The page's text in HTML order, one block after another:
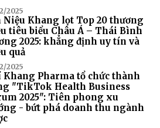
2025
Niệu Khang lọt Top 20 thương
tiêu biểu Châu Á – Thái Bình
2025: khẳng định uy tín và
quả
2025
Pharma tổ chức thành
"TikTok Health Business
2025": Tiên phong xu
- bứt phá doanh thu ngành